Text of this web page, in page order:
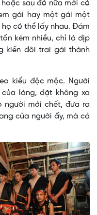
sau đó nữa mới có
gái hay một gái một
có thể lấy nhau. Ðám
kém nhiều, chỉ là dịp
kiến đôi trai gái thành
kiểu độc mộc. Người
làng, đặt không xa
người mới chết, đưa ra
của người ấy, mà cả